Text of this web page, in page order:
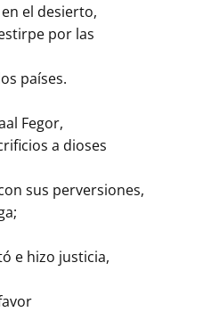
el desierto,
por las
países.
Fegor,
a dioses
sus perversiones,
e hizo justicia,